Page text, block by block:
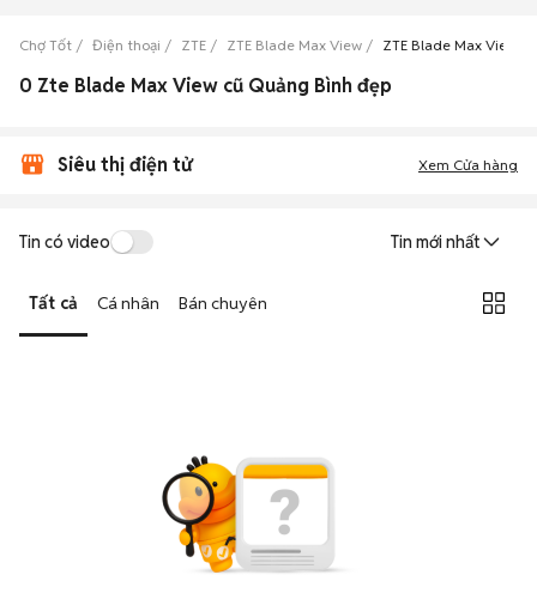
Chợ Tốt Điện thoại ZTE ZTE Blade Max View ZTE Blade Max View
0 Zte Blade Max View cũ Quảng Bình đẹp
Siêu thị điện tử Xem Cửa hàng
Tin có video Tin mới nhất
Tất cả Cá nhân Bán chuyên